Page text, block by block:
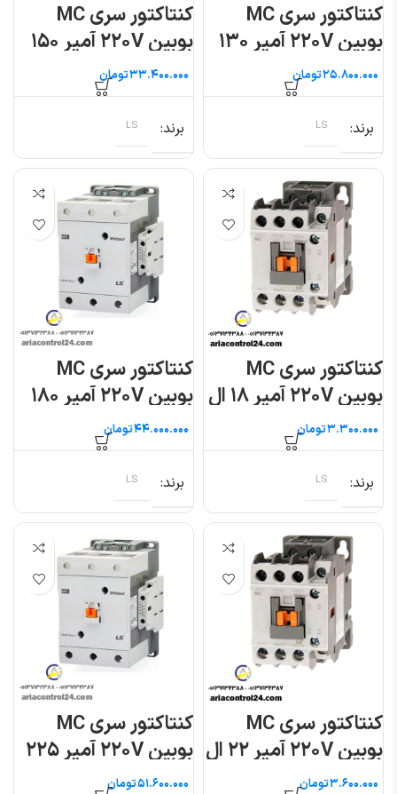
کنتاکتور سری MC
بوبین ۲۲۰V آمپر ۱۳۰
ال اس تومان
برند LS
کنتاکتور سری MC
بوبین ۲۲۰V آمپر ۱۵۰
ال اس
تومان
برند LS
کنتاکتور سری MC
بوبین ۲۲۰V آمپر ۱۸ ال
اس
تومان
برند LS
کنتاکتور سری MC
بوبین ۲۲۰V آمپر ۱۸۰
ال اس تومان
برند LS
کنتاکتور سری MC
بوبین ۲۲۰V آمپر ۲۲ ال
اس
تومان
کنتاکتور سری MC
بوبین ۲۲۰V آمپر ۲۲۵
ال اس تومان